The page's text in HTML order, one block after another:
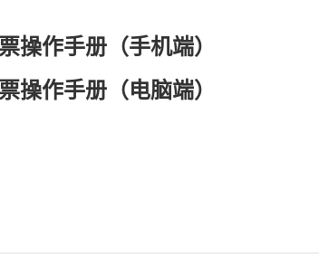
操作手册（手机端）
操作手册（电脑端）